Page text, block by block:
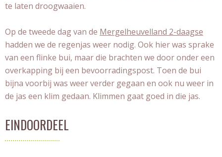
te laten droogwaaien.
Op de tweede dag van de Mergelheuvelland 2-daagse
hadden we de regenjas weer nodig. Ook hier was sprake
van een flinke bui, maar die brachten we door onder een
overkapping bij een bevoorradingspost. Toen de bui
bijna voorbij was weer verder gegaan en ook nu weer in
de jas een klim gedaan. Klimmen gaat goed in die jas.
EINDOORDEEL